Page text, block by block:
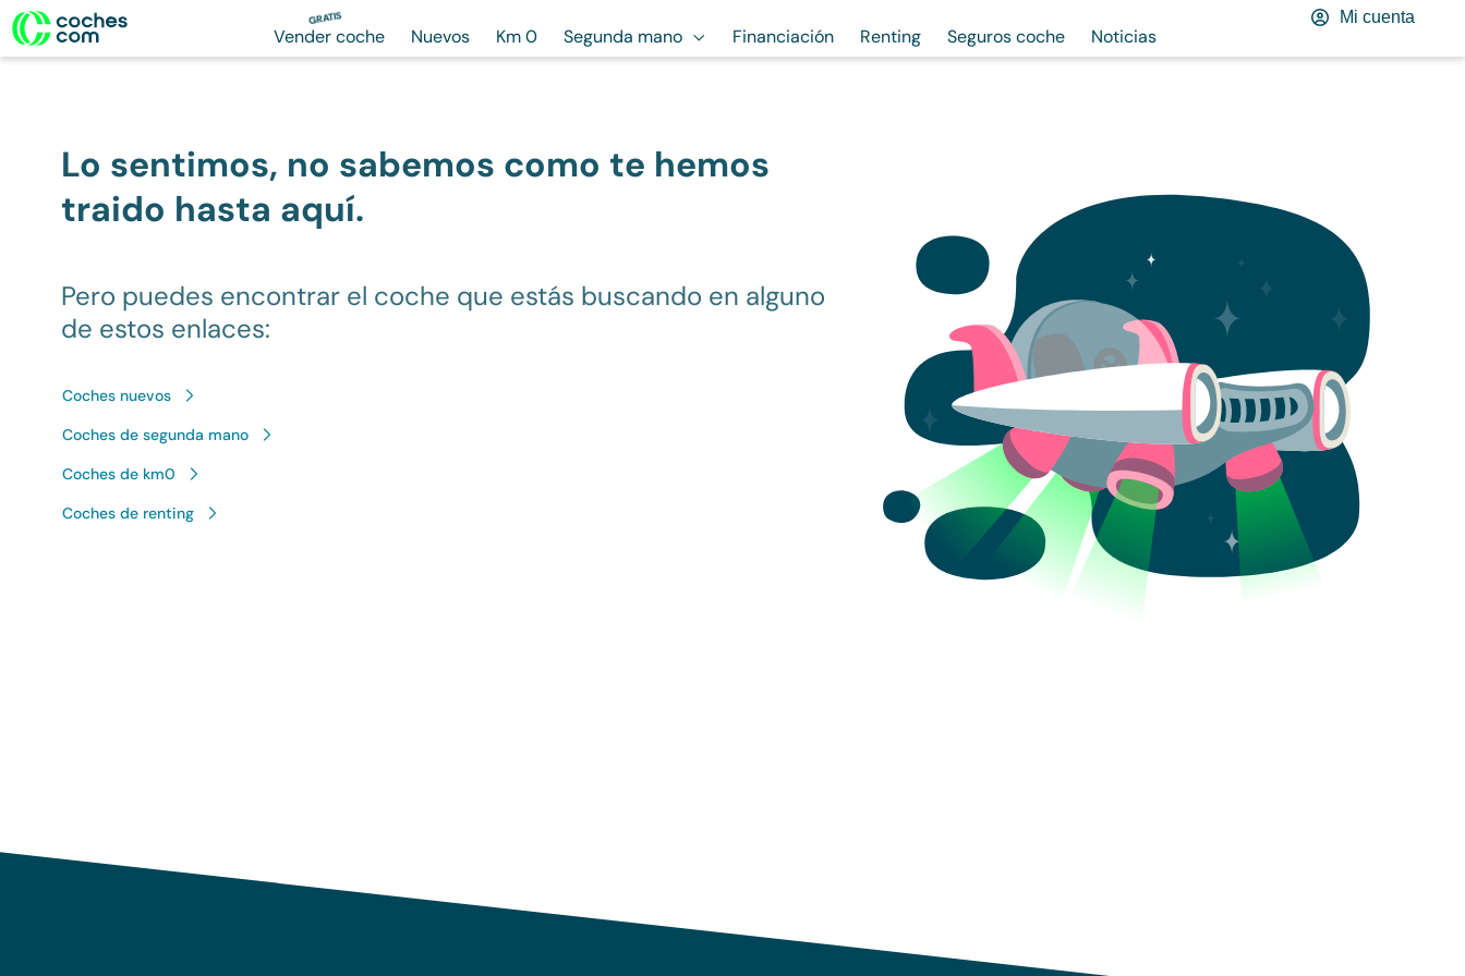
GRATIS
Vender coche Nuevos Km 0 Segunda mano Financiación Renting Seguros coche Noticias
Mi cuenta
Lo sentimos, no sabemos como te hemos
traido hasta aquí.
Pero puedes encontrar el coche que estás buscando en alguno
de estos enlaces:
Coches nuevos
Coches de segunda mano
Coches de km0
Coches de renting